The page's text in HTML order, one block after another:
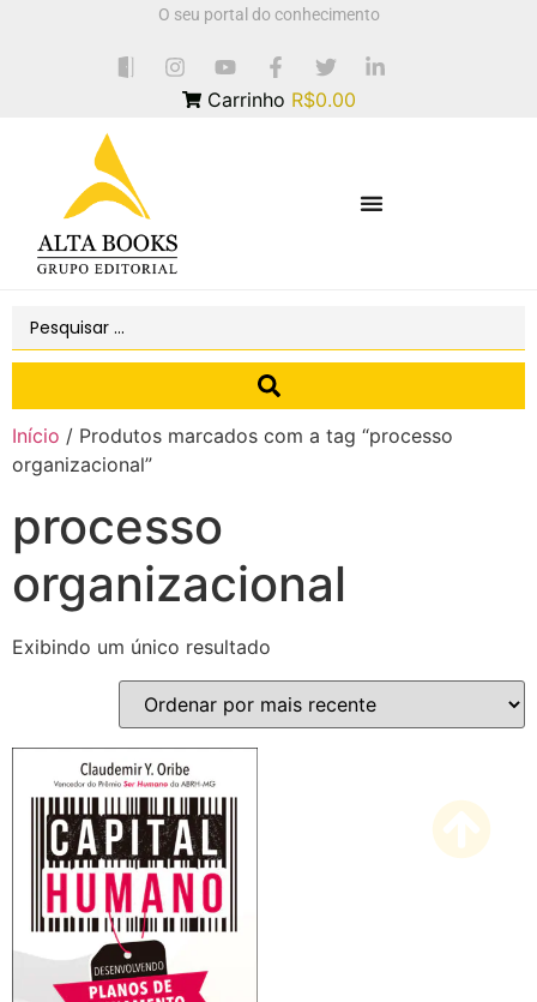
O seu portal do conhecimento
Carrinho R$0.00
Início / Produtos marcados com a tag “processo
organizacional”
processo
organizacional
Exibindo um único resultado